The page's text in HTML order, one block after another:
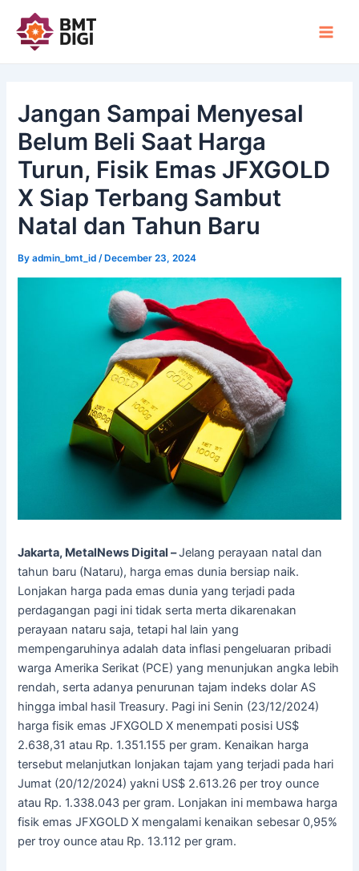
content
Jangan Sampai Menyesal
Belum Beli Saat Harga
Turun, Fisik Emas JFXGOLD
X Siap Terbang Sambut
Natal dan Tahun Baru
Byadmin_bmt_id /December 23, 2024
Jakarta, MetalNews Digital –Jelang perayaan natal dan
tahun baru (Nataru), harga emas dunia bersiap naik.
Lonjakan harga pada emas dunia yang terjadi pada
perdagangan pagi ini tidak serta merta dikarenakan
perayaan nataru saja, tetapi hal lain yang
mempengaruhinya adalah data inflasi pengeluaran pribadi
warga Amerika Serikat (PCE) yang menunjukan angka lebih
rendah, serta adanya penurunan tajam indeks dolar AS
hingga imbal hasil Treasury. Pagi ini Senin (23/12/2024)
harga fisik emas JFXGOLD X menempati posisi US$
2.638,31 atau Rp. 1.351.155 per gram. Kenaikan harga
tersebut melanjutkan lonjakan tajam yang terjadi pada hari
Jumat (20/12/2024) yakni US$ 2.613.26 per troy ounce
atau Rp. 1.338.043 per gram. Lonjakan ini membawa harga
fisik emas JFXGOLD X mengalami kenaikan sebesar 0,95%
per troy ounce atau Rp. 13.112 per gram.
navigation